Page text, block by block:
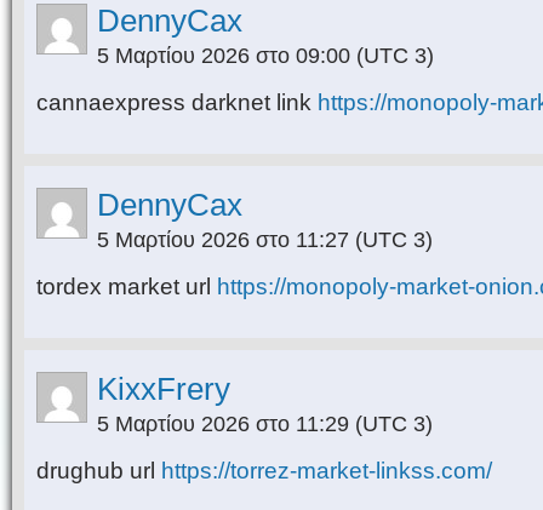
DennyCax
5 Μαρτίου 2026 στο 09:00 (UTC 3)
cannaexpress darknet link https://monopoly-
DennyCax
5 Μαρτίου 2026 στο 11:27 (UTC 3)
tordex market url https://monopoly-market-
KixxFrery
5 Μαρτίου 2026 στο 11:29 (UTC 3)
drughub url https://torrez-market-linkss.com/